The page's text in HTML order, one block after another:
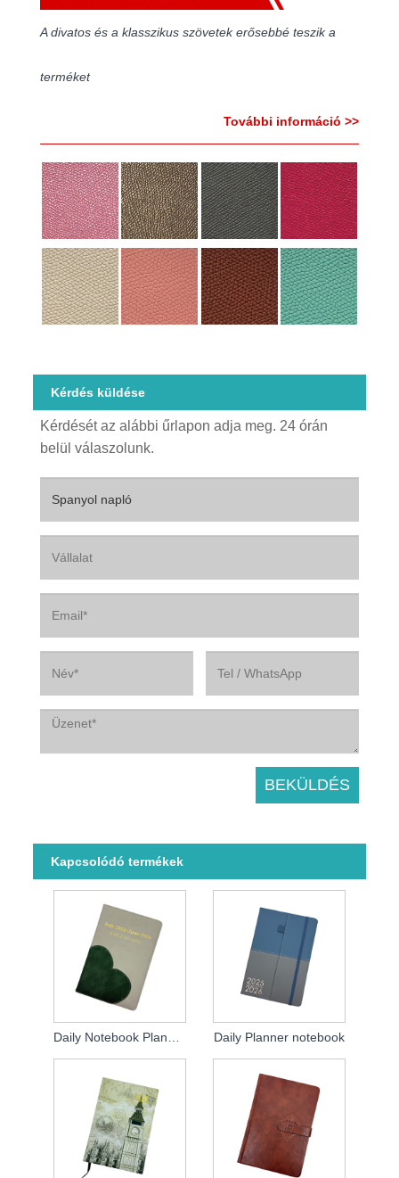
A divatos és a klasszikus szövetek erősebbé teszik a
terméket
További információ >>
Kérdés küldése
Kérdését az alábbi űrlapon adja meg. 24 órán
belül válaszolunk.
Kapcsolódó termékek
Daily Planner notebook